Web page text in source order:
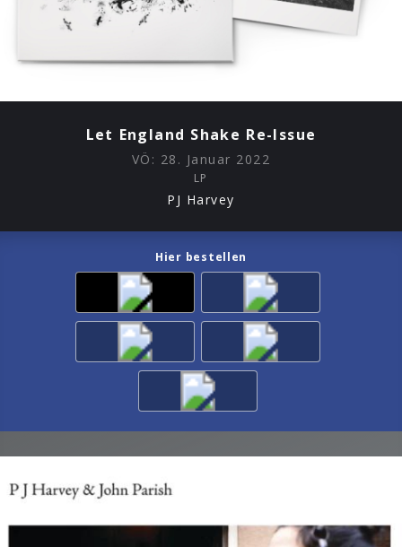
Let England Shake Re-Issue
VÖ: 28. Januar 2022
LP
PJ Harvey
Hier bestellen